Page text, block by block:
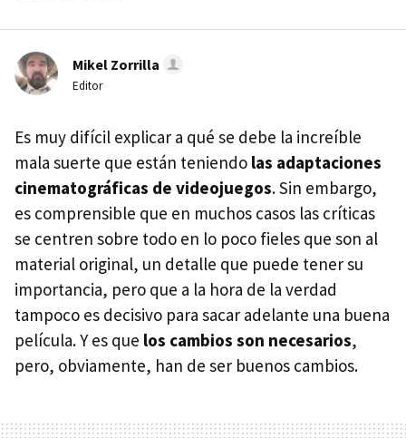
Mikel Zorrilla
Editor
Es muy difícil explicar a qué se debe la increíble
mala suerte que están teniendo las adaptaciones
cinematográficas de videojuegos. Sin embargo,
es comprensible que en muchos casos las críticas
se centren sobre todo en lo poco fieles que son al
material original, un detalle que puede tener su
importancia, pero que a la hora de la verdad
tampoco es decisivo para sacar adelante una buena
película. Y es que los cambios son necesarios,
pero, obviamente, han de ser buenos cambios.